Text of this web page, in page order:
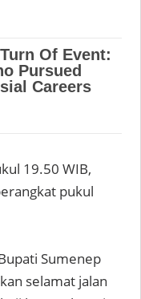
19.50 WIB,
pukul
Sumenep
selamat jalan